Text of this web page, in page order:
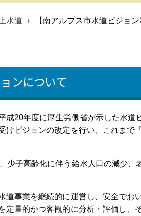
上水道 › 【南アルプス市水道ビジョ
ンについて
20年度に厚生労働省が示した水
けビジョンの改定を行い、これま
子高齢化に伴う給水人口の減少、
事業を継続的に運営し、安全でお
定量的かつ客観的に分析・評価し